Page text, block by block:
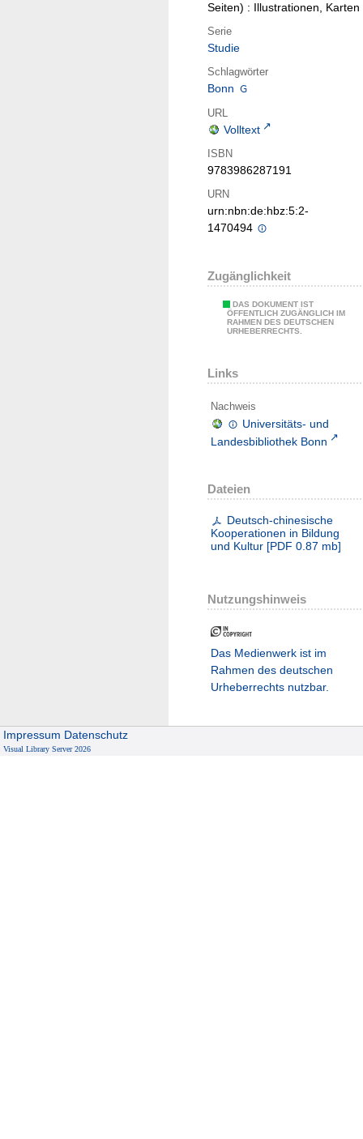
Seiten) : Illustrationen, Karten
Serie
Studie
Schlagwörter
Bonn
URL
Volltext
ISBN
9783986287191
URN
urn:nbn:de:hbz:5:2-
1470494
Zugänglichkeit
DAS DOKUMENT IST
ÖFFENTLICH ZUGÄNGLICH IM
RAHMEN DES DEUTSCHEN
URHEBERRECHTS.
Links
Nachweis
Universitäts- und
Landesbibliothek Bonn
Dateien
Deutsch-chinesische
Kooperationen in Bildung
und Kultur [PDF 0.87 mb]
Nutzungshinweis
Das Medienwerk ist im
Rahmen des deutschen
Urheberrechts nutzbar.
Impressum Datenschutz
Visual Library Server 2026